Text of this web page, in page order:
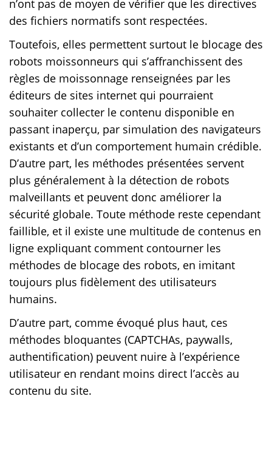
n’ont pas de moyen de vérifier que les directives
des fichiers normatifs sont respectées.
Toutefois, elles permettent surtout le blocage des
robots moissonneurs qui s’affranchissent des
règles de moissonnage renseignées par les
éditeurs de sites internet qui pourraient
souhaiter collecter le contenu disponible en
passant inaperçu, par simulation des navigateurs
existants et d’un comportement humain crédible.
D’autre part, les méthodes présentées servent
plus généralement à la détection de robots
malveillants et peuvent donc améliorer la
sécurité globale. Toute méthode reste cependant
faillible, et il existe une multitude de contenus en
ligne expliquant comment contourner les
méthodes de blocage des robots, en imitant
toujours plus fidèlement des utilisateurs
humains.
D’autre part, comme évoqué plus haut, ces
méthodes bloquantes (CAPTCHAs, paywalls,
authentification) peuvent nuire à l’expérience
utilisateur en rendant moins direct l’accès au
contenu du site.